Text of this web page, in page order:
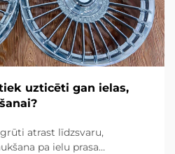
uzticēti gan ielas,
atrast līdzsvaru,
pa ielu prasa